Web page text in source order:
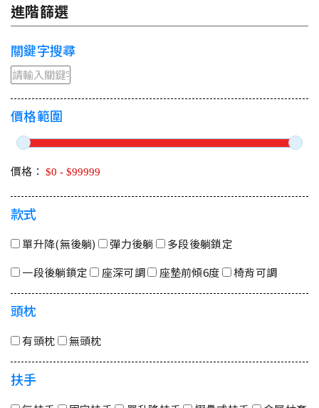
進階篩選
關鍵字搜尋
價格範圍
價格：
款式
單升降(無後躺) 彈力後躺
多段後躺鎖定
一段後躺鎖定
座深可調 座墊前傾6度 椅背可調
頭枕
有頭枕 無頭枕
扶手